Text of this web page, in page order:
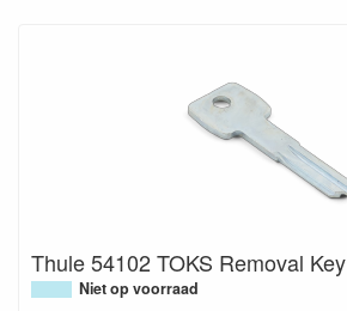
Thule 54102 TOKS Removal Key
Niet op voorraad